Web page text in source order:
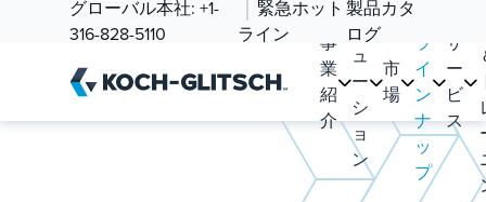
グローバル本社: +1-
316-828-5110
緊急ホット
ライン
製品カタ
ログ
事
業
紹
介
リ
ュ
ー
シ
ョ
ン
市
場
ラ
イ
ン
ナ
ッ
プ
サ
ー
ビ
ス